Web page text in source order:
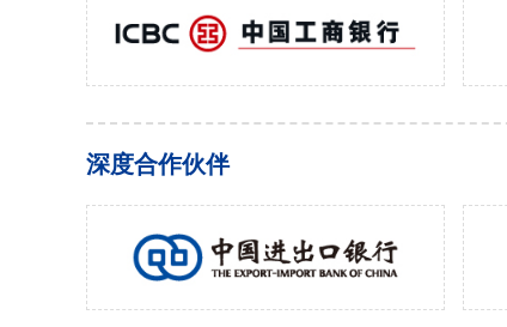
深度合作伙伴